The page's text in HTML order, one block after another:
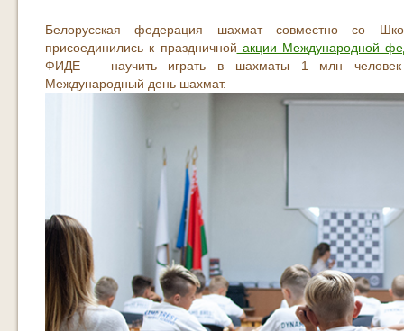
Белорусская федерация шахмат совместно со
присоединились к праздничной акции Международной
ФИДЕ – научить играть в шахматы 1 млн человек
Международный день шахмат.